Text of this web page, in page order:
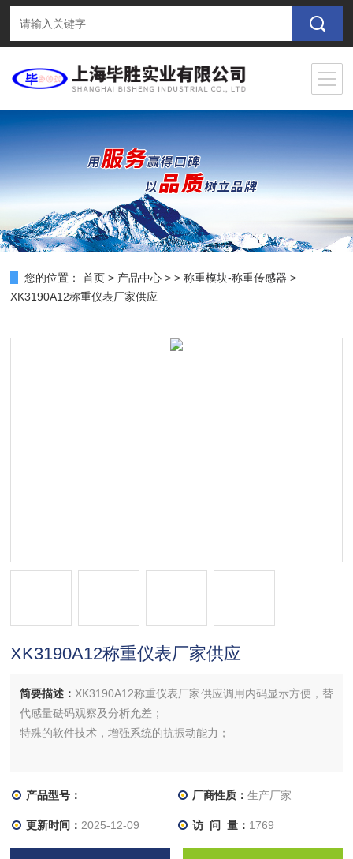
您的位置： 首页 > 产品中心 > >称重模块-称重传感器 >
XK3190A12称重仪表厂家供应
XK3190A12称重仪表厂家供应
简要描述： XK3190A12称重仪表厂家供应调用内码显示方便，替
代感量砝码观察及分析允差；
特殊的软件技术，增强系统的抗振动能力；
产品型号： 厂商性质： 生产厂家
更新时间： 2025-12-09 访 问 量： 1769